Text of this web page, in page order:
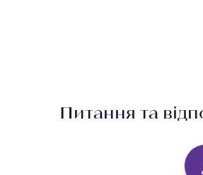
Питання та